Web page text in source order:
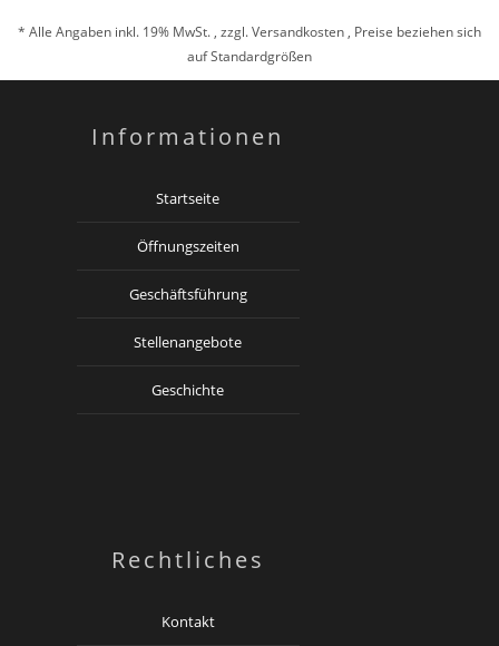
* Alle Angaben inkl. 19% MwSt. , zzgl.Versandkosten , Preise beziehen sich
auf Standardgrößen
Informationen
Startseite
Öffnungszeiten
Geschäftsführung
Stellenangebote
Geschichte
Rechtliches
Kontakt